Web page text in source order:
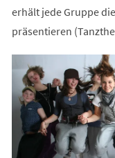
erhält jede Gruppe
präsentieren